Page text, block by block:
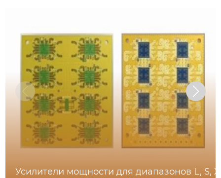
Усилители мощности для диапазонов L, S,